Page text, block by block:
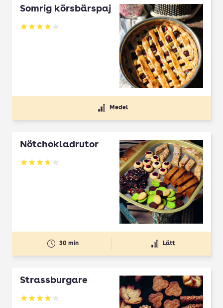
Somrig körsbärspaj
Betyg: 4 av 5
Medel
Nötchokladrutor
Betyg: 3.65 av 5
30 min Lätt
Strassburgare
Betyg: 3.78 av 5